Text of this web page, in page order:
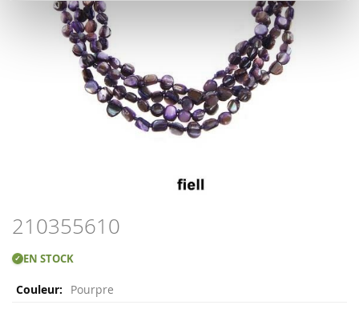
Skip
to
the
beginning
of
the
210355610
✓ EN STOCK
d'infos
Pourpre